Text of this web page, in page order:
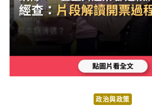
政治與政策